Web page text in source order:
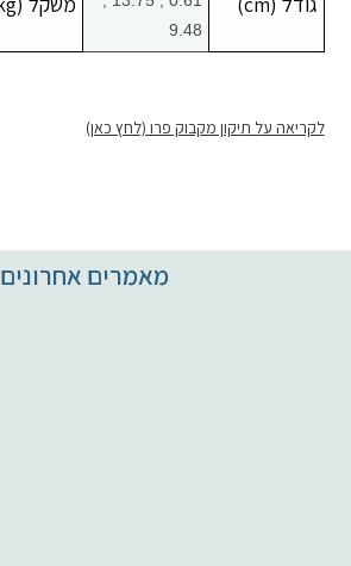
9.48
לקריאה על תיקון מקבוק פרו (לחץ כאן)
מאמרים אחרונים